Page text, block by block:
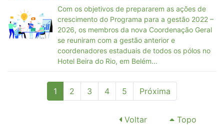
Com os objetivos de prepararem as ações de
crescimento do Programa para a gestão 2022 –
2026, os membros da nova Coordenação Geral
se reuniram com a gestão anterior e
coordenadores estaduais de todos os pólos no
Hotel Beira do Rio, em Belém...
1 (current)
2 3 4 5 Próxima
Voltar
Topo